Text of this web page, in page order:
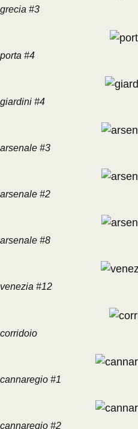
grecia #3
porta #4
giardini #4
arsenale #3
arsenale #2
arsenale #8
venezia #12
corridoio
cannaregio #1
cannaregio #2